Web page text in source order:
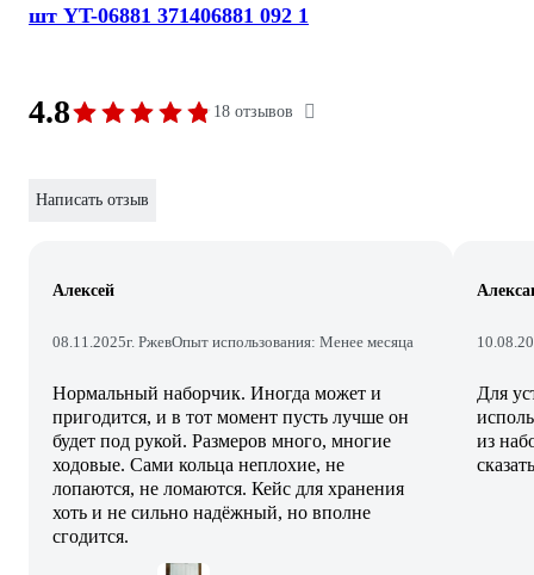
шт YT-06881 371406881 092 1
4.8 18 отзывов
Написать отзыв
Алексей
08.11.2025г. РжевОпыт использования: Менее месяца
Нормальный наборчик. Иногда может и
пригодится, и в тот момент пусть лучше он
будет под рукой. Размеров много, многие
ходовые. Сами кольца неплохие, не
лопаются, не ломаются. Кейс для хранения
хоть и не сильно надёжный, но вполне
сгодится.
Для
из